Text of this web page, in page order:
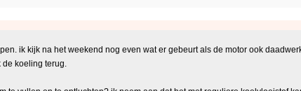
ik kijk na het weekend nog even wat er gebeurt als de motor ook
de koeling terug.